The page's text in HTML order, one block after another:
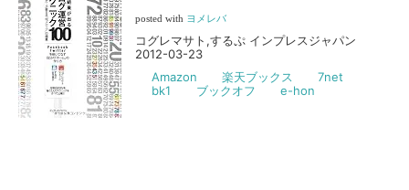
posted with ヨメレバ
コグレマサト,するぷ インプレスジャパン
2012-03-23
Amazon
楽天ブックス
7net
bk1
ブックオフ e-hon